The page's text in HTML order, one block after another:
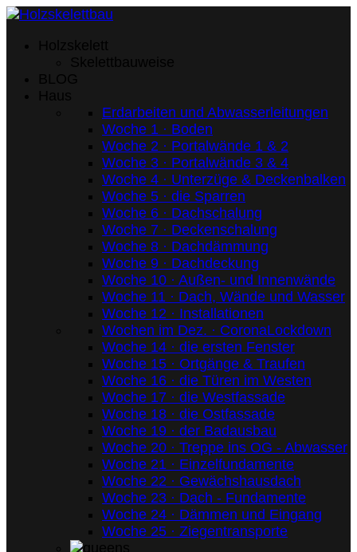
Erdarbeiten und Abwasserleitungen
Woche 1 · Boden
Woche 2 · Portalwände 1 & 2
Woche 3 · Portalwände 3 & 4
Woche 4 · Unterzüge & Deckenbalken
Woche 5 · die Sparren
Woche 6 · Dachschalung
Woche 7 · Deckenschalung
Woche 8 · Dachdämmung
Woche 9 · Dachdeckung
Woche 10 · Außen- und Innenwände
Woche 11 · Dach, Wände und Wasser
Woche 12 · Installationen
Wochen im Dez. · CoronaLockdown
Woche 14 · die ersten Fenster
Woche 15 · Ortgänge & Traufen
Woche 16 · die Türen im Westen
Woche 17 · die Westfassade
Woche 18 · die Ostfassade
Woche 19 · der Badausbau
Woche 20 · Treppe ins OG - Abwasser
Woche 21 · Einzelfundamente
Woche 22 · Gewächshausdach
Woche 23 · Dach - Fundamente
Woche 24 · Dämmen und Eingang
Woche 25 · Ziegentransporte